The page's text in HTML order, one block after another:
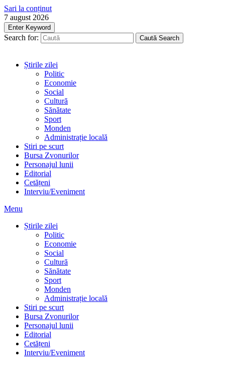
Sari la conținut
7 august 2026
Enter Keyword
Search for: Caută Search
Știrile zilei
Politic
Economie
Social
Cultură
Sănătate
Sport
Monden
Administrație locală
Stiri pe scurt
Bursa Zvonurilor
Personajul lunii
Editorial
Cetățeni
Interviu/Eveniment
Menu
Știrile zilei
Politic
Economie
Social
Cultură
Sănătate
Sport
Monden
Administrație locală
Stiri pe scurt
Bursa Zvonurilor
Personajul lunii
Editorial
Cetățeni
Interviu/Eveniment